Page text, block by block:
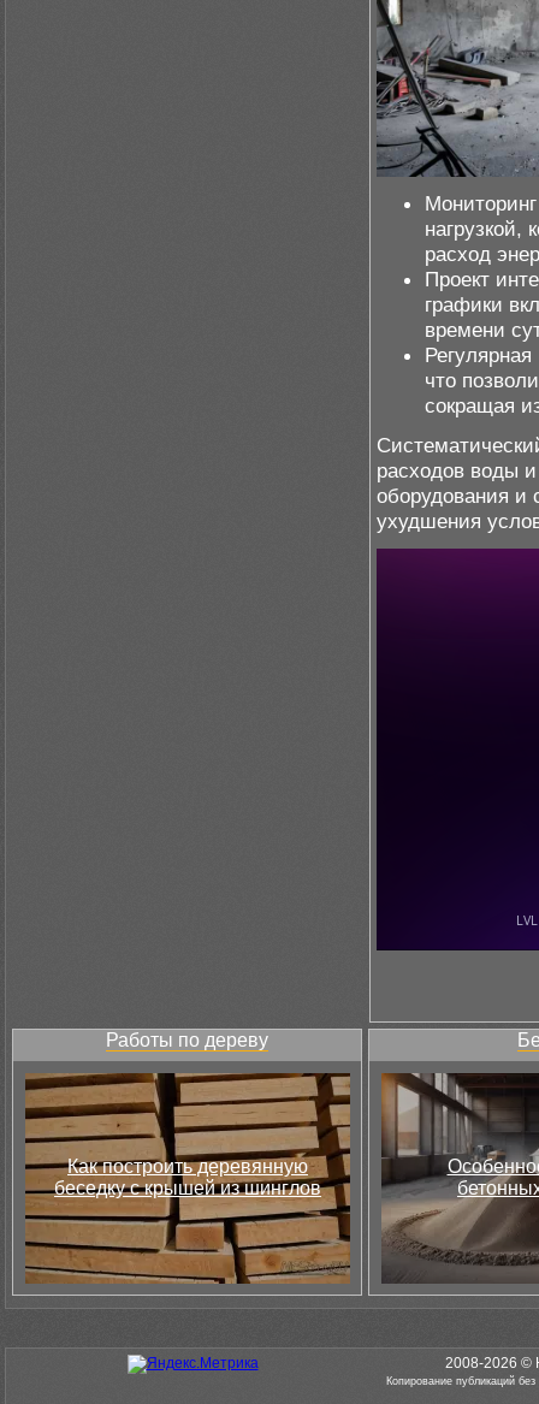
нагрузкой,
расход
Проект
графики
времени
что
сокращая
расходов воды
оборудования и
ухудшения
Работы по дереву
Как построить деревянную
беседку с крышей из шинглов
2008-2026 ©
Копирование публикаций